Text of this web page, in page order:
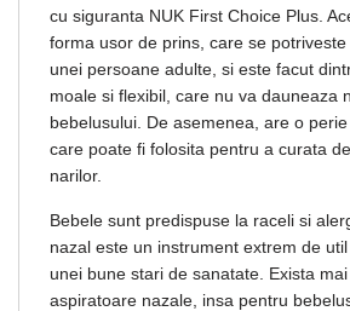
cu siguranta NUK First Choice Plus.
forma usor de prins, care se
unei persoane adulte, si este facut
moale si flexibil, care nu va dauneaza
bebelusului. De asemenea, are o
care poate fi folosita pentru a curata
narilor.
Bebele sunt predispuse la raceli si
nazal este un instrument extrem de
unei bune stari de sanatate. Exista
aspiratoare nazale, insa pentru